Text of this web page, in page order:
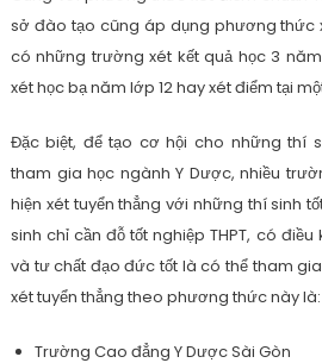
sở đào tạo cũng áp dụng phương thức
có những trường xét kết quả học 3
xét học bạ năm lớp 12 hay xét điểm tại
Đặc biệt, để tạo cơ hội cho những thí
tham gia học ngành Y Dược, nhiều
hiện xét tuyển thẳng với những thí sinh
sinh chỉ cần đỗ tốt nghiệp THPT, có
và tư chất đạo đức tốt là có thể tham
xét tuyển thẳng theo phương thức này là:
Trường Cao đẳng Y Dược Sài Gòn